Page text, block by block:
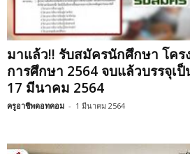
มาแล้ว!! รับสมัครนักศึกษา โคร
การศึกษา 2564 จบแล้วบรรจุเ
17 มีนาคม 2564
ครูอาชีพดอทคอม - 1 มีนาคม 2564